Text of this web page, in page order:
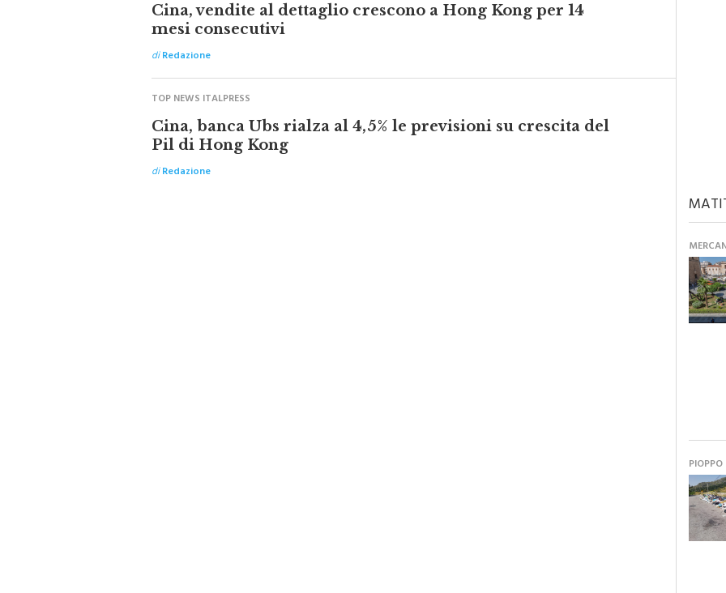
Cina, vendite al dettaglio crescono a Hong Kong per 14
mesi consecutivi
diRedazione
TOP NEWS ITALPRESS
Cina, banca Ubs rialza al 4,5% le previsioni su crescita del
Pil di Hong Kong
diRedazione
PIOPPO